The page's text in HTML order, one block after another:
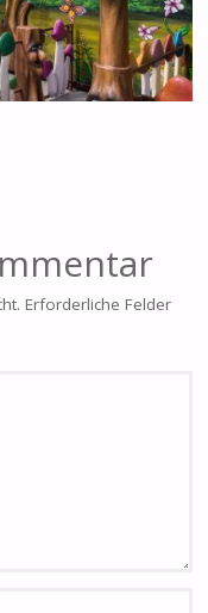
Erforderliche Felder